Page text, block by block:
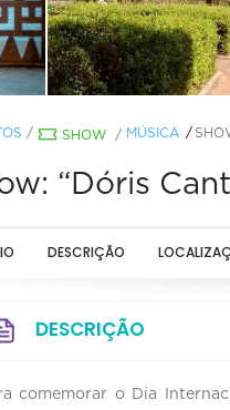
/ SHOW / MÚSICA
“Dóris
DESCRIÇÃO
DESCRIÇÃO
comemorar o Dia